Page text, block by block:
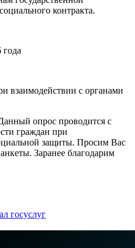
контракта.
взаимодействии с органами
опрос проводится с
граждан при
защиты. Просим Вас
Заранее благодарим
госуслуг